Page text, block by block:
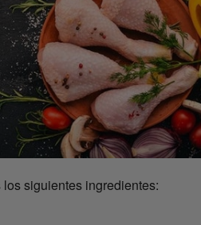
siguientes ingredientes: